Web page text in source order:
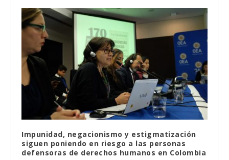
Impunidad, negacionismo y estigmatización
siguen poniendo en riesgo a las personas
defensoras de derechos humanos en Colombia